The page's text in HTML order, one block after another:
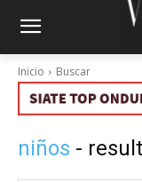
Inicio Buscar
niños -